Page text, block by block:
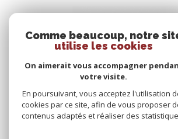
Comme beaucoup, notre
utilise les cookies
On aimerait vous accompagner
votre visite.
En poursuivant, vous acceptez l'utilisation
cookies par ce site, afin de vous proposer
contenus adaptés et réaliser des